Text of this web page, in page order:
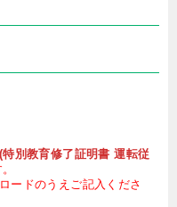
(特別教育修了証明書 運転従
ードのうえご記入くださ